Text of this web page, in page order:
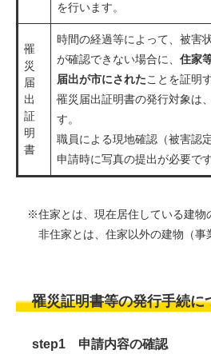
を行います。
罹
災
届
出
証
明
書
時間の経過等によって、被害
が確認できない場合に、 住家
届出が市にされたことを証明
罹災届出証明書の発行対象は
す。
職員による現地確認（被害認
申請時に写真の提出が必要です
※住家とは、現在居住している建物
非住家とは、住家以外の建物（事
罹災証明書等の発行手続に
step1 申請内容の確認